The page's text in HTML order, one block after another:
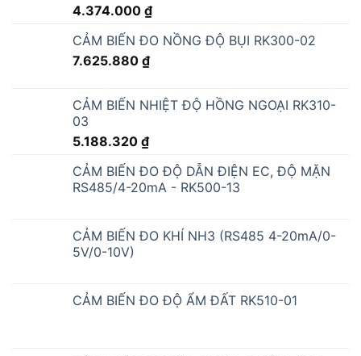
4.374.000 ₫
CẢM BIẾN ĐO NỒNG ĐỘ BỤI RK300-02
7.625.880 ₫
CẢM BIẾN NHIỆT ĐỘ HỒNG NGOẠI RK310-
03
5.188.320 ₫
CẢM BIẾN ĐO ĐỘ DẪN ĐIỆN EC, ĐỘ MẶN
RS485/4-20mA - RK500-13
CẢM BIẾN ĐO KHÍ NH3 (RS485 4-20mA/0-
5V/0-10V)
CẢM BIẾN ĐO ĐỘ ẨM ĐẤT RK510-01